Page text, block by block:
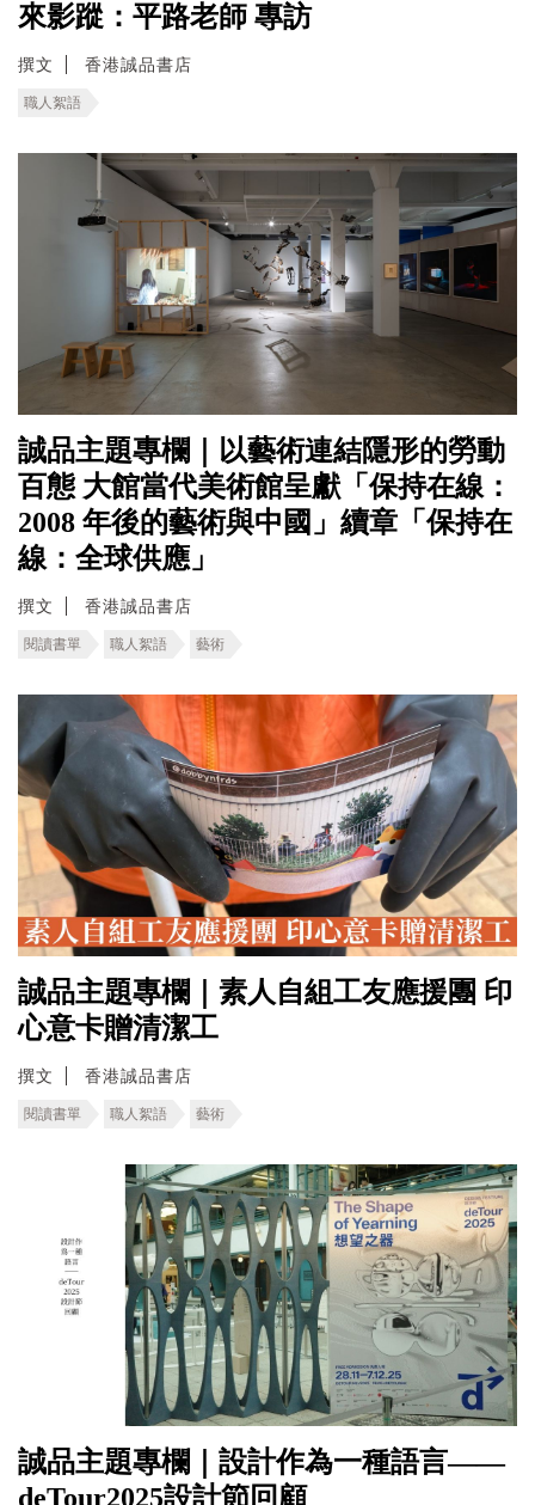
來影蹤：平路老師 專訪
撰文 香港誠品書店
職人絮語
誠品主題專欄｜以藝術連結隱形的勞動
百態 ⼤館當代美術館呈獻「保持在線：
2008 年後的藝術與中國」續章「保持在
線：全球供應」
撰文 香港誠品書店
閱讀書單 職人絮語 藝術
誠品主題專欄｜素人自組工友應援團 印
心意卡贈清潔工
撰文 香港誠品書店
閱讀書單 職人絮語 藝術
誠品主題專欄｜設計作為一種語言——
deTour2025設計節回顧